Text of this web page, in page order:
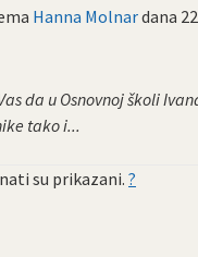
Hanna Molnardana
da u Osnovnoj školi
tako i...
su prikazani. ?